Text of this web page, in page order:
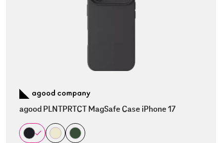
agood PLNTPRTCT MagSafe Case iPhone 17